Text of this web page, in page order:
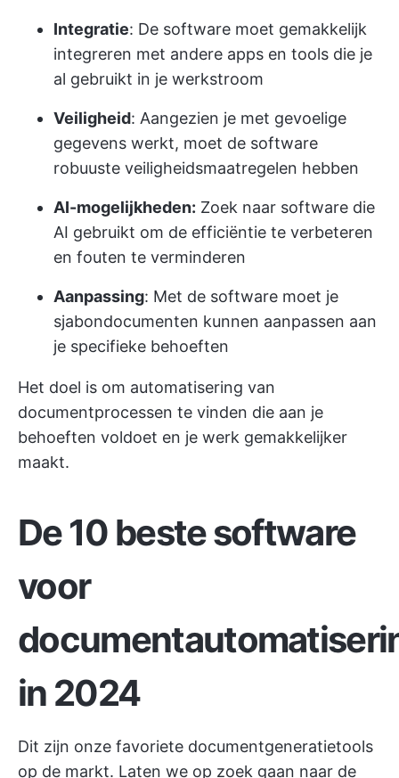
Integratie: De software moet gemakkelijk
integreren met andere apps en tools die je
al gebruikt in je werkstroom
Veiligheid: Aangezien je met gevoelige
gegevens werkt, moet de software
robuuste veiligheidsmaatregelen hebben
AI-mogelijkheden: Zoek naar software die
AI gebruikt om de efficiëntie te verbeteren
en fouten te verminderen
Aanpassing: Met de software moet je
sjabondocumenten kunnen aanpassen aan
je specifieke behoeften
Het doel is om automatisering van
documentprocessen te vinden die aan je
behoeften voldoet en je werk gemakkelijker
maakt.
De 10 beste software
voor
in 2024
Dit zijn onze favoriete documentgeneratietools
op de markt. Laten we op zoek gaan naar de